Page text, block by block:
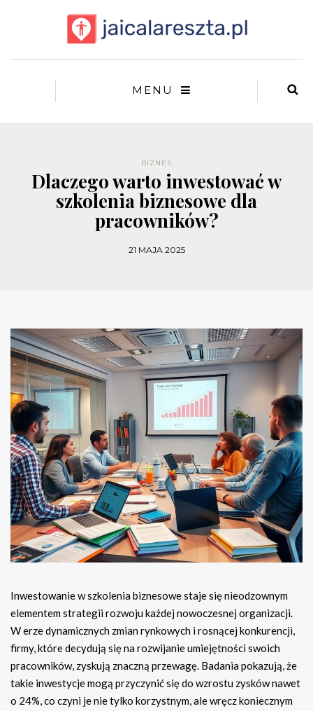
MENU
BIZNES
Dlaczego warto inwestować w
szkolenia biznesowe dla
pracowników?
21 MAJA 2025
Inwestowanie w szkolenia biznesowe staje się nieodzownym
elementem strategii rozwoju każdej nowoczesnej organizacji.
W erze dynamicznych zmian rynkowych i rosnącej konkurencji,
firmy, które decydują się na rozwijanie umiejętności swoich
pracowników, zyskują znaczną przewagę. Badania pokazują, że
takie inwestycje mogą przyczynić się do wzrostu zysków nawet
o 24%, co czyni je nie tylko korzystnym, ale wręcz koniecznym